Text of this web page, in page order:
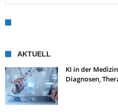
AKTUELL
KI in der
Diagnosen,